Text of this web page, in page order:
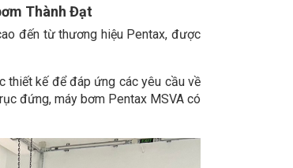
Thành Đạt
đến từ thương hiệu Pentax, được
thiết kế để đáp ứng các yêu cầu về
đứng, máy bơm Pentax MSVA có